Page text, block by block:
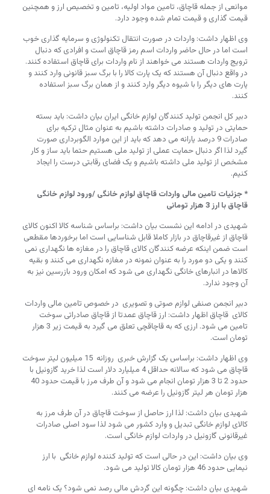
موانعی از جمله قاچاق، تامین مواد اولیه، تامین و تخصیص ارز و همچنین
قیمت گذاری و قیمت تمام شده وجود دارد.
وی اظهار داشت: واردات در صورت انتقال تکنولوژی و سرمایه گذاری خوب
است اما در حال حاضر واردات اسم رمز قاچاق است و افرادی که دنبال
ترویج واردات هستند می خواهند از نام واردات برای قاچاق استفاده کنند.
در واقع دنبال آن هستند که یک پارت کالا را با برگ سبز قانونی وارد کنند و
پارت های دیگر را با شیوه دیگر وارد کنند و از همان برگ سبز استفاده
کنند.
دبیر کل انجمن تولید کنندگان لوازم خانگی ایران بیان داشت: باید بسته
حمایتی در تولید و صادرات داشته باشیم به عنوان مثال ترکیه برای
صادرات 9 درصد یارانه می دهد که باید از این موارد الگوبرداری صورت
گیرد لذا اگر دنبال حمایت عملی از تولید ملی هستیم حتما باید ساز و کار
مشخص از تولید ملی داشته باشیم و یک فضای رقابتی درست را ایجاد
کنیم.
* جزئیات تامین مالی واردات قاچاق لوازم خانگی /ورود لوازم خانگی
قاچاق با ارز 3 هزار تومانی
شهیدی در ادامه این نشست بیان داشت: براساس شناسه کالا اکنون کالای
قاچاق از غیرقاچاق در بازار کاملا قابل شناسایی است اما برخوردها مقطعی
است ضمن اینکه عرضه کنندگان کالای قاچاق را در مغازه ها نگهداری نمی
کنند و یکی دو مورد را به عنوان نمونه در مغازه نگهداری می کنند و بقیه
کالاها در انبارهای خانگی نگهداری می شود که امکان ورود بازرسین نیز به
آن وجود ندارد.
دبیر انجمن صنفی لوازم صوتی و تصویری در خصوص تامین مالی واردات
کالای قاچاق اظهار داشت: ارز قاچاق عمدتا از قاچاق صادراتی سوخت
تامین می شود. ارزی که به قاچاقچی تعلق می گیرد به قیمت زیر 3 هزار
تومان است.
وی اظهار داشت: براساس یک گزارش خبری روزانه 15 میلیون لیتر سوخت
قاچاق می شود که سالانه حداقل 4 میلیارد دلار است لذا خرید گازوئیل با
حدود 2 تا 3 هزار تومان انجام می شود و آن طرف مرز با قیمت حدود 40
هزار تومان هر لیتر گازوئیل را عرضه می کنند.
شهیدی بیان داشت: لذا ارز حاصل از سوخت قاچاق در آن طرف مرز به
کالای لوازم خانگی تبدیل و وارد کشور می شود لذا سود اصلی صادرات
غیرقانونی گازوئیل در واردات لوازم خانگی است.
وی بیان داشت: این در حالی است که تولید کننده لوازم خانگی با ارز
نیمایی حدود 46 هزار تومان کالا تولید می شود.
شهیدی بیان داشت: چگونه این گردش مالی رصد نمی شود؟ یک نامه ای